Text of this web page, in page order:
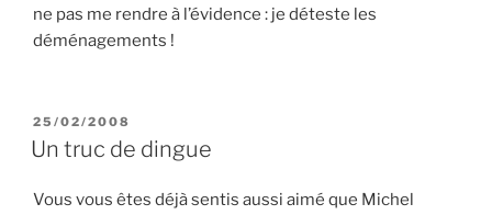
ne pas me rendre à l’évidence : je déteste les
déménagements !
PUBLIÉ
LE
25/02/2008
Un truc de dingue
Vous vous êtes déjà sentis aussi aimé que Michel